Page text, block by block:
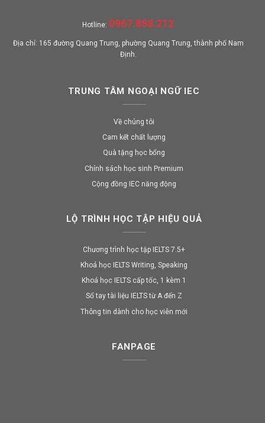
Hotline: 0967.858.212
Địa chỉ: 165 đường Quang Trung, phường Quang Trung, thành phố Nam
Định.
TRUNG TÂM NGOẠI NGỮ IEC
Về chúng tôi
Cam kết chất lượng
Quà tặng học bổng
Chính sách học sinh Premium
Cộng đồng IEC năng động
LỘ TRÌNH HỌC TẬP HIỆU QUẢ
Chương trình học tập IELTS 7.5+
Khoá học IELTS Writing, Speaking
Khoá học IELTS cấp tốc, 1 kèm 1
Sổ tay tài liệu IELTS từ A đến Z
Thông tin dành cho học viên mới
FANPAGE